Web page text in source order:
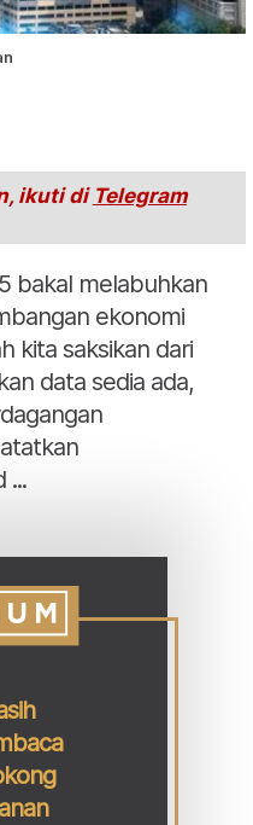
ikuti di Telegram
bakal melabuhkan
ekonomi
kita saksikan dari
data sedia ada,
...